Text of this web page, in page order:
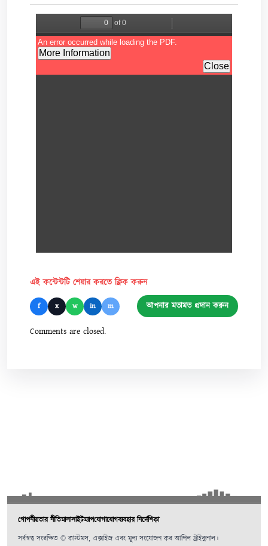
এই কন্টেন্টটি শেয়ার করতে ক্লিক করুন
f x w in m আপনার মতামত প্রদান করুন
Comments are closed.
গোপনীয়তার নীতিমালাসাইটম্যাপযোগাযোগব্যবহার নির্দেশিকা
সর্বস্বত্ব সংরক্ষিত © কাস্টমস, এক্সাইজ এবং মূল্য সংযোজন কর আপিল ট্রাইব্যুনাল।